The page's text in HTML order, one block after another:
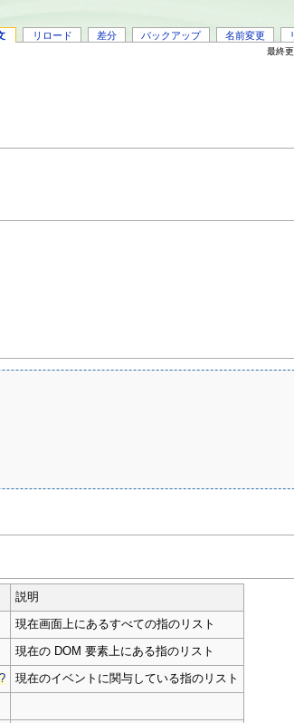
リロード 差分 バックアップ 名前変更
最終
説明
現在画面上にあるすべての指のリスト
現在の DOM 要素上にある指のリスト
? 現在のイベントに関与している指のリスト